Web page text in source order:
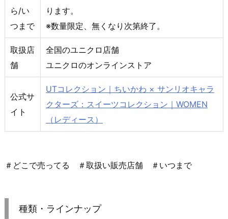
ら/い
つまで
ります。
※数量限定、無くなり次第終了。
取扱店
舗
全国のユニクロ店舗
ユニクロのオンラインストア
公式サ
イト
UTコレクション｜ちいかわ × サンリオキャラ
クターズ：スイーツコレクション｜WOMEN
（レディース）
＃どこで売ってる ＃取扱い販売店舗 ＃いつまで
種類・ラインナップ